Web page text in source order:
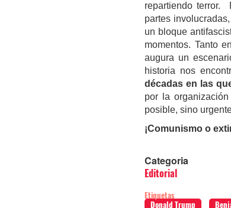
repartiendo terror.
partes
un bloque
momentos. Tanto
augura un
historia nos
décadas en las
por la
posible, sino
¡Comunismo o
Categoria
Editorial
Etiquetas
Donald Trump